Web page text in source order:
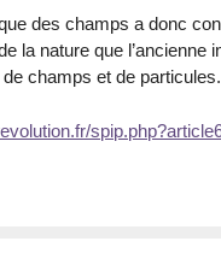
des champs a donc
la nature que l’ancienne
champs et de